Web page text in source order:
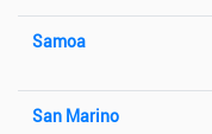
Samoa
San Marino